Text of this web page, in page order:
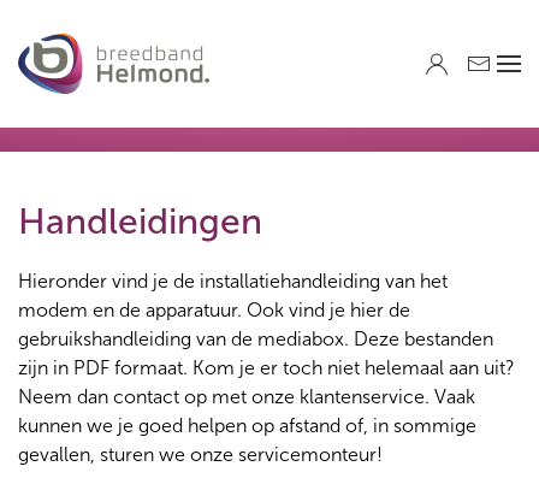
Skip to main content
Handleidingen
Hieronder vind je de installatiehandleiding van het
modem en de apparatuur. Ook vind je hier de
gebruikshandleiding van de mediabox. Deze bestanden
zijn in PDF formaat. Kom je er toch niet helemaal aan uit?
Neem dan contact op met onze klantenservice. Vaak
kunnen we je goed helpen op afstand of, in sommige
gevallen, sturen we onze servicemonteur!